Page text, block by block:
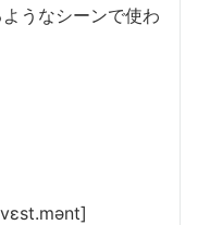
うなシーンで使わ